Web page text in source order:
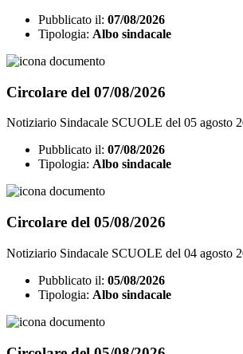
Pubblicato il: 07/08/2026
Tipologia: Albo sindacale
Circolare del 07/08/2026
Notiziario Sindacale SCUOLE del 05 agosto
Pubblicato il: 07/08/2026
Tipologia: Albo sindacale
Circolare del 05/08/2026
Notiziario Sindacale SCUOLE del 04 agosto
Pubblicato il: 05/08/2026
Tipologia: Albo sindacale